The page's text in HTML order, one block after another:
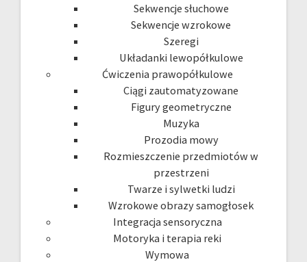
Sekwencje słuchowe
Sekwencje wzrokowe
Szeregi
Układanki lewopółkulowe
Ćwiczenia prawopółkulowe
Ciągi zautomatyzowane
Figury geometryczne
Muzyka
Prozodia mowy
Rozmieszczenie przedmiotów w
przestrzeni
Twarze i sylwetki ludzi
Wzrokowe obrazy samogłosek
Integracja sensoryczna
Motoryka i terapia reki
Wymowa